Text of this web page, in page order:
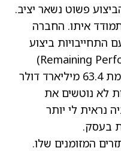
פשוט נשאר יציב.
איתו. החברה
את שנת הכספים 2026 עם התחייבויות ביצוע
שנותרו (Remaining Performance Obligations)
בהיקף 72.4 מיליארד דולר, לעומת 63.4 מיליארד דולר
לא נוטשים את
נראית לי יותר
בעסק.
המזומנים שלו.